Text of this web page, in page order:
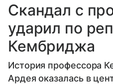
Скандал с
ударил по
Кембриджа
История профессора
Ардея оказалась в